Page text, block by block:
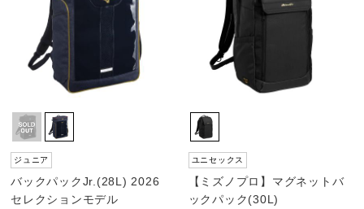
ジュニア
バックパックJr.(28L) 2026
セレクションモデル
ユニセックス
【ミズノプロ】マグネットバ
ックパック(30L)